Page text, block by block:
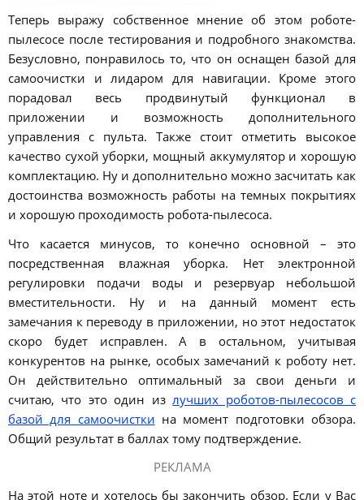
Теперь выражу собственное мнение об этом роботе-
пылесосе после тестирования и подробного знакомства.
Безусловно, понравилось то, что он оснащен базой для
самоочистки и лидаром для навигации. Кроме этого
порадовал весь продвинутый функционал в
приложении и возможность дополнительного
управления с пульта. Также стоит отметить высокое
качество сухой уборки, мощный аккумулятор и хорошую
комплектацию. Ну и дополнительно можно засчитать как
достоинства возможность работы на темных покрытиях
и хорошую проходимость робота-пылесоса.
Что касается минусов, то конечно основной – это
посредственная влажная уборка. Нет электронной
регулировки подачи воды и резервуар небольшой
вместительности. Ну и на данный момент есть
замечания к переводу в приложении, но этот недостаток
скоро будет исправлен. А в остальном, учитывая
конкурентов на рынке, особых замечаний к роботу нет.
Он действительно оптимальный за свои деньги и
считаю, что это один из лучших роботов-пылесосов с
базой для самоочистки на момент подготовки обзора.
Общий результат в баллах тому подтверждение.
РЕКЛАМА
На этой ноте и хотелось бы закончить обзор. Если у Вас